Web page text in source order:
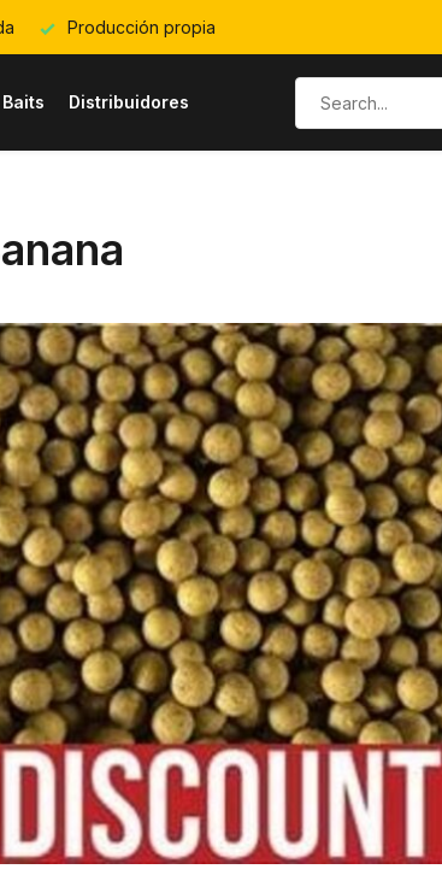
Producción propia
Distribuidores